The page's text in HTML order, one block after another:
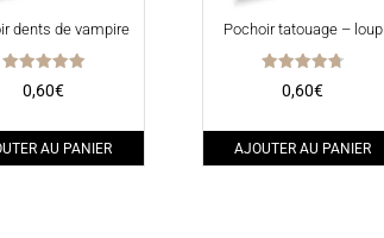
dents de vampire
Note
5.00
0,60€
AU PANIER
Pochoir tatouage – loup
Note
4.75
0,60€
AJOUTER AU PANIER